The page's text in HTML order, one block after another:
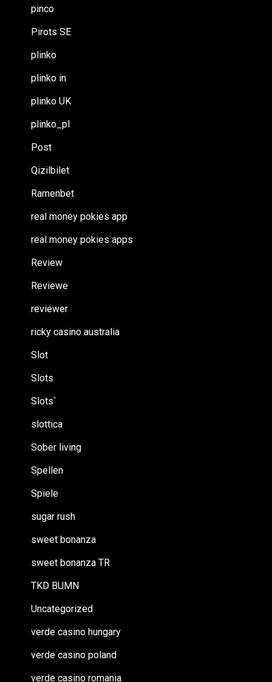
pinco
Pirots SE
plinko
plinko in
plinko UK
plinko_pl
Post
Qizilbilet
Ramenbet
real money pokies app
real money pokies apps
Review
Reviewe
reviewer
ricky casino australia
Slot
Slots
Slots`
slottica
Sober living
Spellen
Spiele
sugar rush
sweet bonanza
sweet bonanza TR
TKD BUMN
Uncategorized
verde casino hungary
verde casino poland
verde casino romania